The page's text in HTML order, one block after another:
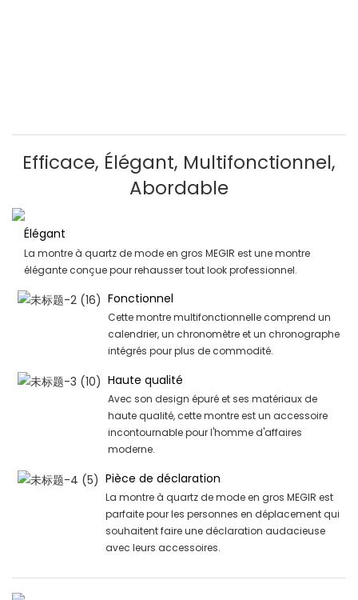
Efficace, Élégant, Multifonctionnel,
Abordable
Élégant
La montre à quartz de mode en gros MEGIR est une montre
élégante conçue pour rehausser tout look professionnel.
Fonctionnel
Cette montre multifonctionnelle comprend un
calendrier, un chronomètre et un chronographe
intégrés pour plus de commodité.
Haute qualité
Avec son design épuré et ses matériaux de
haute qualité, cette montre est un accessoire
incontournable pour l'homme d'affaires
moderne.
Pièce de déclaration
La montre à quartz de mode en gros MEGIR est
parfaite pour les personnes en déplacement qui
souhaitent faire une déclaration audacieuse
avec leurs accessoires.